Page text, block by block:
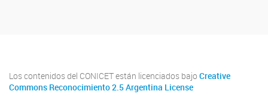
Los contenidos del CONICET están licenciados bajo Creative
Commons Reconocimiento 2.5 Argentina License